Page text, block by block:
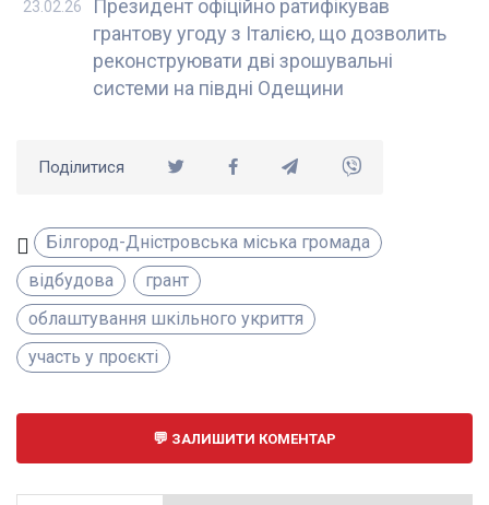
Президент офіційно ратифікував
грантову угоду з Італією, що дозволить
реконструювати дві зрошувальні
системи на півдні Одещини
23.02.26
Поділитися
Білгород-Дністровська міська громада
відбудова
грант
облаштування шкільного укриття
участь у проєкті
ЗАЛИШИТИ КОМЕНТАР